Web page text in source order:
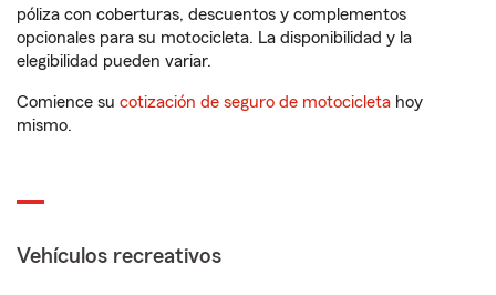
póliza con coberturas, descuentos y complementos
opcionales para su motocicleta. La disponibilidad y la
elegibilidad pueden variar.
Comience su cotización de seguro de motocicleta hoy
mismo.
Vehículos recreativos